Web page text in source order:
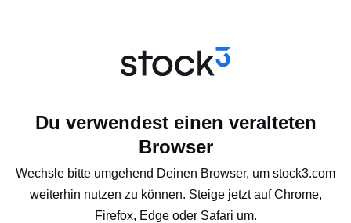
Du verwendest einen veralteten
Browser
Wechsle bitte umgehend Deinen Browser, um stock3.com
weiterhin nutzen zu können. Steige jetzt auf Chrome,
Firefox, Edge oder Safari um.